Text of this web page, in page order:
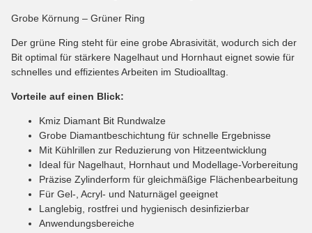
Grobe Körnung – Grüner Ring
Der grüne Ring steht für eine grobe Abrasivität, wodurch sich der
Bit optimal für stärkere Nagelhaut und Hornhaut eignet sowie für
schnelles und effizientes Arbeiten im Studioalltag.
Vorteile auf einen Blick:
Kmiz Diamant Bit Rundwalze
Grobe Diamantbeschichtung für schnelle Ergebnisse
Mit Kühlrillen zur Reduzierung von Hitzeentwicklung
Ideal für Nagelhaut, Hornhaut und Modellage-Vorbereitung
Präzise Zylinderform für gleichmäßige Flächenbearbeitung
Für Gel-, Acryl- und Naturnägel geeignet
Langlebig, rostfrei und hygienisch desinfizierbar
Anwendungsbereiche